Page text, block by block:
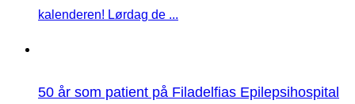
kalenderen! Lørdag de ...
50 år som patient på Filadelfias Epilepsihospital